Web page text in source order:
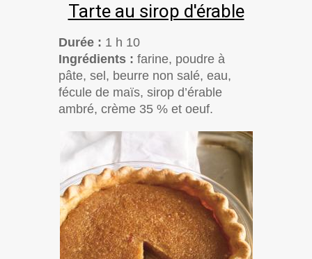
Tarte au sirop d'érable
Durée : 1 h 10
Ingrédients : farine, poudre à
pâte, sel, beurre non salé, eau,
fécule de maïs, sirop d’érable
ambré, crème 35 % et oeuf.